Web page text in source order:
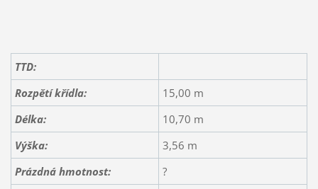
TTD:
Rozpětí křídla:
15,00 m
Délka:
10,70 m
Výška:
3,56 m
Prázdná hmotnost:
?